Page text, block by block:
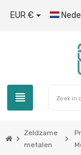
EUR €
view_headline
chevron_right
Zeldzame
metalen
chevron_right